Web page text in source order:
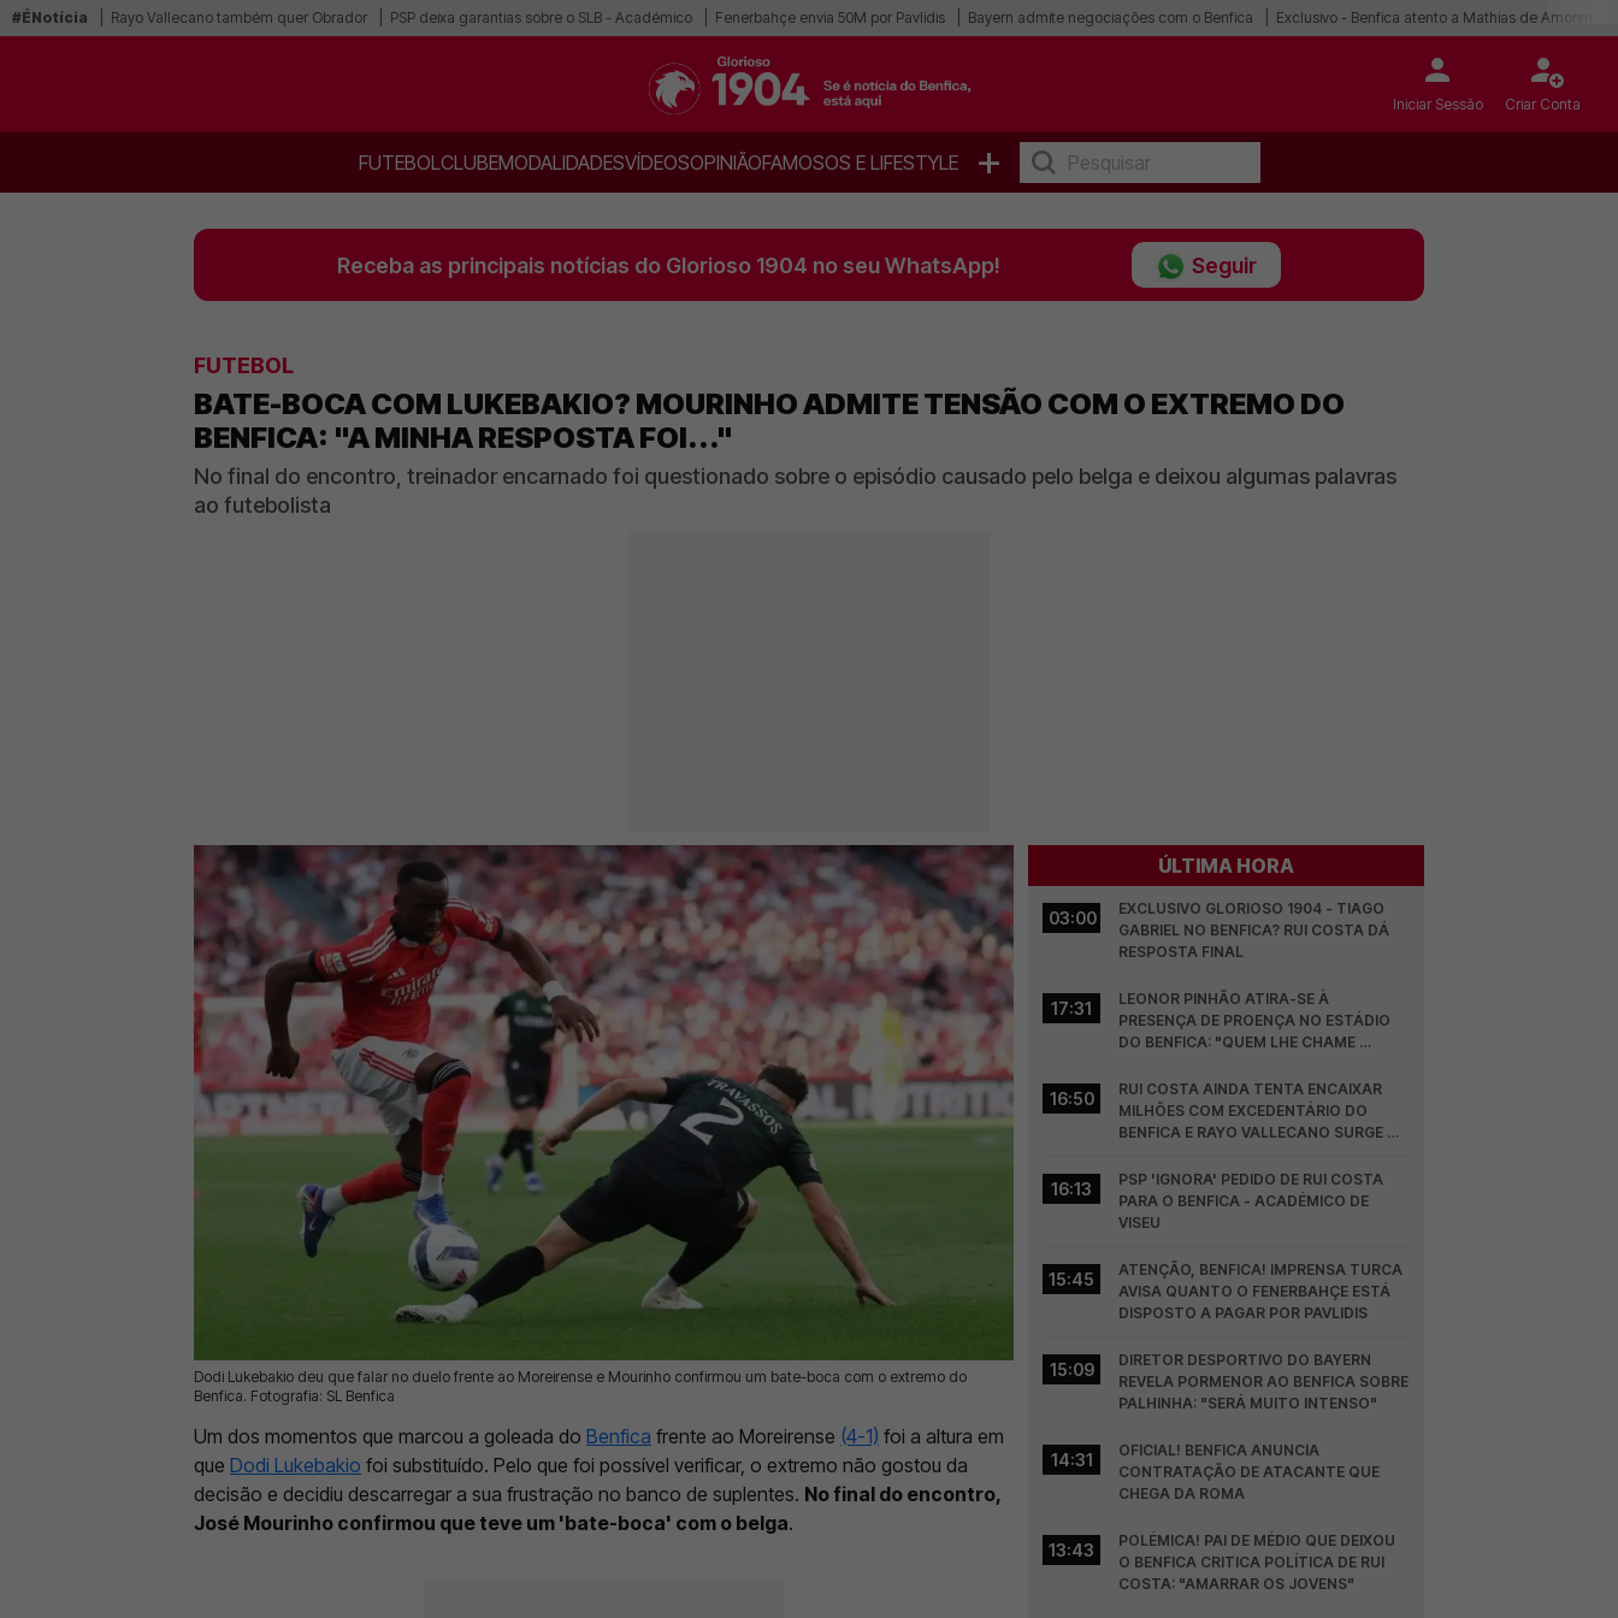
#ÉNotícia Rayo Vallecano também quer Obrador PSP deixa garantias sobre o SLB - Académico Fenerbahçe envia 50M por Pavlidis Bayern admite negociações com o Benfica Exclusivo - Benfica atento a Mathias de Amorim
Iniciar Sessão Criar Conta
FUTEBOLCLUBEMODALIDADESVÍDEOSOPINIÃOFAMOSOS E LIFESTYLE +
Receba as principais notícias do Glorioso 1904 no seu WhatsApp! Seguir
FUTEBOL
BATE-BOCA COM LUKEBAKIO? MOURINHO ADMITE TENSÃO COM O EXTREMO DO
BENFICA: "A MINHA RESPOSTA FOI..."
No final do encontro, treinador encarnado foi questionado sobre o episódio causado pelo belga e deixou algumas palavras
ao futebolista
Dodi Lukebakio deu que falar no duelo frente ao Moreirense e Mourinho confirmou um bate-boca com o extremo do
Benfica. Fotografia: SL Benfica
26 Abr 2026 | 09:46 | 0
Um dos momentos que marcou a goleada do Benfica frente ao Moreirense (4-1) foi a altura em
que Dodi Lukebakio foi substituído. Pelo que foi possível verificar, o extremo não gostou da
decisão e decidiu descarregar a sua frustração no banco de suplentes. No final do encontro,
José Mourinho confirmou que teve um 'bate-boca' com o belga.
ÚLTIMA HORA
03:00
EXCLUSIVO GLORIOSO 1904 - TIAGO
GABRIEL NO BENFICA? RUI COSTA DÁ
RESPOSTA FINAL
17:31
LEONOR PINHÃO ATIRA-SE À
PRESENÇA DE PROENÇA NO ESTÁDIO
DO BENFICA: "QUEM LHE CHAME
16:50
RUI COSTA AINDA TENTA ENCAIXAR
MILHÕES COM EXCEDENTÁRIO DO
BENFICA E RAYO VALLECANO SURGE NA
16:13
PSP 'IGNORA' PEDIDO DE RUI COSTA
PARA O BENFICA - ACADÉMICO DE
VISEU
15:45
ATENÇÃO, BENFICA! IMPRENSA TURCA
AVISA QUANTO O FENERBAHÇE ESTÁ
DISPOSTO A PAGAR POR PAVLIDIS
15:09
DIRETOR DESPORTIVO DO BAYERN
REVELA PORMENOR AO BENFICA SOBRE
PALHINHA: "SERÁ MUITO INTENSO"
14:31
OFICIAL! BENFICA ANUNCIA
CONTRATAÇÃO DE ATACANTE QUE
CHEGA DA ROMA
13:43
POLÉMICA! PAI DE MÉDIO QUE DEIXOU
O BENFICA CRITICA POLÍTICA DE RUI
COSTA: "AMARRAR OS JOVENS"